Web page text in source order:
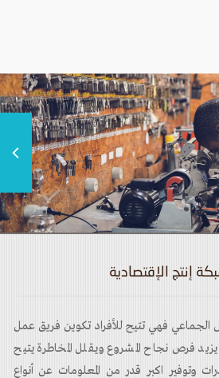
i
o
n
إنتج الإقتصادية
الجماعي فهي تتيح للأفراد تكوين فريق عمل
فرص نجاح المشروع ويقلل المخاطرة يتيح
وتوفير اكبر قدر من المعلومات عن أنواع